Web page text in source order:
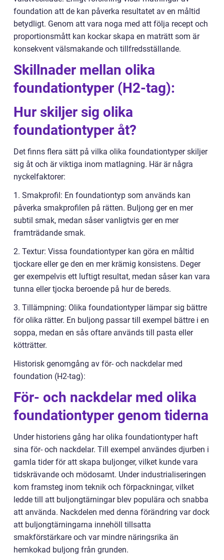
foundation att de kan påverka resultatet av en måltid
betydligt. Genom att vara noga med att följa recept och
proportionsmått kan kockar skapa en maträtt som är
konsekvent välsmakande och tillfredsställande.
Skillnader mellan olika
foundationtyper (H2-tag):
Hur skiljer sig olika
foundationtyper åt?
Det finns flera sätt på vilka olika foundationtyper skiljer
sig åt och är viktiga inom matlagning. Här är några
nyckelfaktorer:
1. Smakprofil: En foundationtyp som används kan
påverka smakprofilen på rätten. Buljong ger en mer
subtil smak, medan såser vanligtvis ger en mer
framträdande smak.
2. Textur: Vissa foundationtyper kan göra en måltid
tjockare eller ge den en mer krämig konsistens. Deger
ger exempelvis ett luftigt resultat, medan såser kan vara
tunna eller tjocka beroende på hur de bereds.
3. Tillämpning: Olika foundationtyper lämpar sig bättre
för olika rätter. En buljong passar till exempel bättre i en
soppa, medan en sås oftare används till pasta eller
kötträtter.
Historisk genomgång av för- och nackdelar med
foundation (H2-tag):
För- och nackdelar med olika
foundationtyper genom tiderna
Under historiens gång har olika foundationtyper haft
sina för- och nackdelar. Till exempel användes djurben i
gamla tider för att skapa buljonger, vilket kunde vara
tidskrävande och mödosamt. Under industrialiseringen
kom framsteg inom teknik och förpackningar, vilket
ledde till att buljongtärningar blev populära och snabba
att använda. Nackdelen med denna förändring var dock
att buljongtärningarna innehöll tillsatta
smakförstärkare och var mindre näringsrika än
hemkokad buljong från grunden.